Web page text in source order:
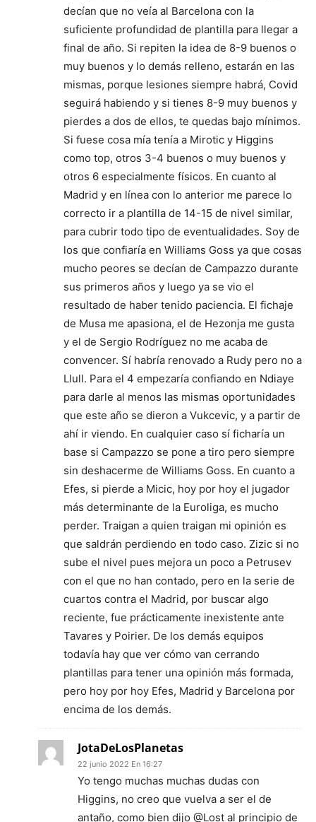
decían que no veía al Barcelona con la
suficiente profundidad de plantilla para llegar a
final de año. Si repiten la idea de 8-9 buenos o
muy buenos y lo demás relleno, estarán en las
mismas, porque lesiones siempre habrá, Covid
seguirá habiendo y si tienes 8-9 muy buenos y
pierdes a dos de ellos, te quedas bajo mínimos.
Si fuese cosa mía tenía a Mirotic y Higgins
como top, otros 3-4 buenos o muy buenos y
otros 6 especialmente físicos. En cuanto al
Madrid y en línea con lo anterior me parece lo
correcto ir a plantilla de 14-15 de nivel similar,
para cubrir todo tipo de eventualidades. Soy de
los que confiaría en Williams Goss ya que cosas
mucho peores se decían de Campazzo durante
sus primeros años y luego ya se vio el
resultado de haber tenido paciencia. El fichaje
de Musa me apasiona, el de Hezonja me gusta
y el de Sergio Rodríguez no me acaba de
convencer. Sí habría renovado a Rudy pero no a
Llull. Para el 4 empezaría confiando en Ndiaye
para darle al menos las mismas oportunidades
que este año se dieron a Vukcevic, y a partir de
ahí ir viendo. En cualquier caso sí ficharía un
base si Campazzo se pone a tiro pero siempre
sin deshacerme de Williams Goss. En cuanto a
Efes, si pierde a Micic, hoy por hoy el jugador
más determinante de la Euroliga, es mucho
perder. Traigan a quien traigan mi opinión es
que saldrán perdiendo en todo caso. Zizic si no
sube el nivel pues mejora un poco a Petrusev
con el que no han contado, pero en la serie de
cuartos contra el Madrid, por buscar algo
reciente, fue prácticamente inexistente ante
Tavares y Poirier. De los demás equipos
todavía hay que ver cómo van cerrando
plantillas para tener una opinión más formada,
pero hoy por hoy Efes, Madrid y Barcelona por
encima de los demás.
JotaDeLosPlanetas
22 junio 2022 En 16:27
Yo tengo muchas muchas dudas con
Higgins, no creo que vuelva a ser el de
antaño, como bien dijo @Lost al principio de